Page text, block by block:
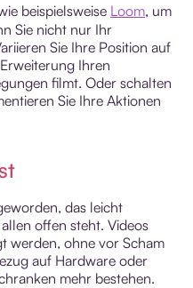
beispielsweise Loom, um
Sie nicht nur Ihr
Sie Ihre Position auf
Ihren
filmt. Oder schalten
Sie Ihre Aktionen
das leicht
offen steht. Videos
werden, ohne vor Scham
auf Hardware oder
mehr bestehen.